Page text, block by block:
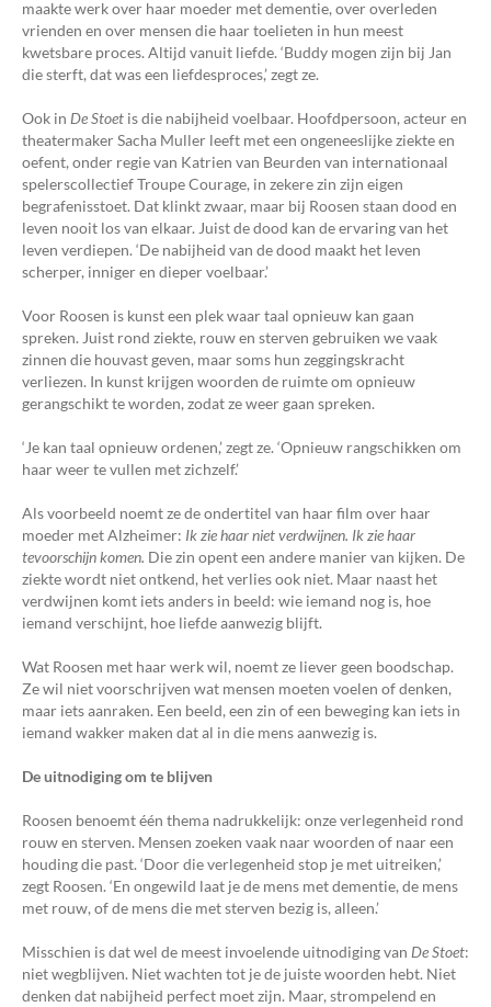
maakte werk over haar moeder met dementie, over overleden
vrienden en over mensen die haar toelieten in hun meest
kwetsbare proces. Altijd vanuit liefde. ‘Buddy mogen zijn bij Jan
die sterft, dat was een liefdesproces,’ zegt ze.
Ook in De Stoet is die nabijheid voelbaar. Hoofdpersoon, acteur en
theatermaker Sacha Muller leeft met een ongeneeslijke ziekte en
oefent, onder regie van Katrien van Beurden van internationaal
spelerscollectief Troupe Courage, in zekere zin zijn eigen
begrafenisstoet. Dat klinkt zwaar, maar bij Roosen staan dood en
leven nooit los van elkaar. Juist de dood kan de ervaring van het
leven verdiepen. ‘De nabijheid van de dood maakt het leven
scherper, inniger en dieper voelbaar.’
Voor Roosen is kunst een plek waar taal opnieuw kan gaan
spreken. Juist rond ziekte, rouw en sterven gebruiken we vaak
zinnen die houvast geven, maar soms hun zeggingskracht
verliezen. In kunst krijgen woorden de ruimte om opnieuw
gerangschikt te worden, zodat ze weer gaan spreken.
‘Je kan taal opnieuw ordenen,’ zegt ze. ‘Opnieuw rangschikken om
haar weer te vullen met zichzelf.’
Als voorbeeld noemt ze de ondertitel van haar film over haar
moeder met Alzheimer: Ik zie haar niet verdwijnen. Ik zie haar
tevoorschijn komen. Die zin opent een andere manier van kijken. De
ziekte wordt niet ontkend, het verlies ook niet. Maar naast het
verdwijnen komt iets anders in beeld: wie iemand nog is, hoe
iemand verschijnt, hoe liefde aanwezig blijft.
Wat Roosen met haar werk wil, noemt ze liever geen boodschap.
Ze wil niet voorschrijven wat mensen moeten voelen of denken,
maar iets aanraken. Een beeld, een zin of een beweging kan iets in
iemand wakker maken dat al in die mens aanwezig is.
De uitnodiging om te blijven
Roosen benoemt één thema nadrukkelijk: onze verlegenheid rond
rouw en sterven. Mensen zoeken vaak naar woorden of naar een
houding die past. ‘Door die verlegenheid stop je met uitreiken,’
zegt Roosen. ‘En ongewild laat je de mens met dementie, de mens
met rouw, of de mens die met sterven bezig is, alleen.’
Misschien is dat wel de meest invoelende uitnodiging van De Stoet:
niet wegblijven. Niet wachten tot je de juiste woorden hebt. Niet
denken dat nabijheid perfect moet zijn. Maar, strompelend en